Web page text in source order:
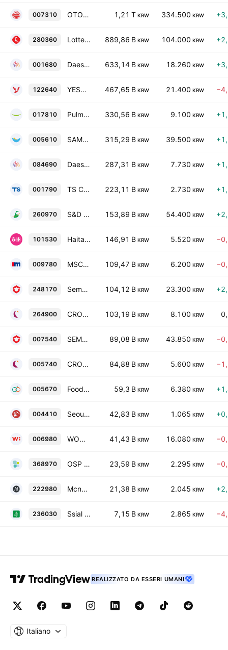
007310 OTOKI Corporation 1,21 T KRW 334.500 KRW
280360 Lotte Wellfood Co.,Ltd 889,86 B KRW 104.000 KRW
001680 Daesang Corporation 633,14 B KRW 18.260 KRW
122640 YEST Co.,Ltd. 467,65 B KRW 21.400 KRW
017810 Pulmuone Corporate 330,56 B KRW 9.100 KRW
005610 SAMLIP 315,29 B KRW 39.500 KRW
084690 Daesang Holdings Co., Ltd 287,31 B KRW 7.730 KRW
001790 TS Corporation 223,11 B KRW 2.730 KRW
260970 S&D Co., Ltd. 153,89 B KRW 54.400 KRW
101530 Haitai Confectionery & Foods Co., Ltd. 146,91 B KRW 5.520 KRW
009780 MSC Co., Ltd 109,47 B KRW 6.200 KRW
248170 Sempio Foods Co. 104,12 B KRW 23.300 KRW
264900 CROWN CONFECTIONERY CO.,LTD 103,19 B KRW 8.100 KRW
007540 SEMPIO COMPANY 89,08 B KRW 43.850 KRW
005740 CROWNHAITAI Holdings 84,88 B KRW 5.600 KRW
005670 Foodwell Corp. 59,3 B KRW 6.380 KRW
004410 Seoul Foods Industrial Co., Ltd. 42,83 B KRW 1.065 KRW
006980 WOOSUNG CO. LTD. 41,43 B KRW 16.080 KRW
368970 OSP Co., Ltd 23,59 B KRW 2.295 KRW
222980 Mcnulty Korea Co., Ltd. 21,38 B KRW 2.045 KRW
236030 Ssial Food, Inc. 7,15 B KRW 2.865 KRW
REALIZZATO DA ESSERI UMANI
Italiano